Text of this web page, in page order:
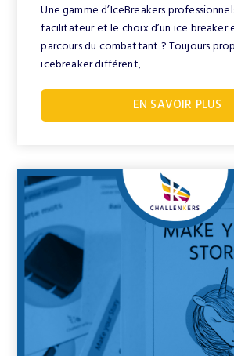
Une gamme d’IceBreakers
facilitateur et le choix d’un ice breaker
parcours du combattant ? Toujours
icebreaker différent,
EN SAVOIR PLUS